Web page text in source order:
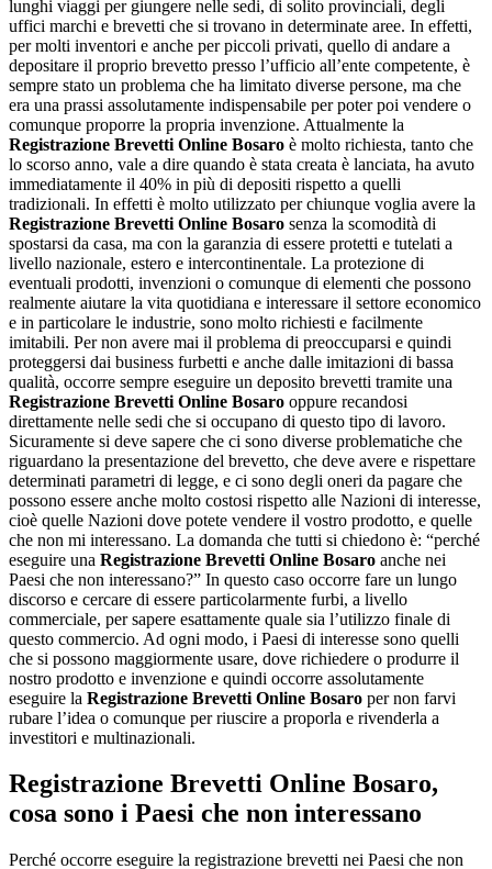
lunghi viaggi per giungere nelle sedi, di solito provinciali, degli
uffici marchi e brevetti che si trovano in determinate aree. In effetti,
per molti inventori e anche per piccoli privati, quello di andare a
depositare il proprio brevetto presso l’ufficio all’ente competente, è
sempre stato un problema che ha limitato diverse persone, ma che
era una prassi assolutamente indispensabile per poter poi vendere o
comunque proporre la propria invenzione. Attualmente la
Registrazione Brevetti Online Bosaro è molto richiesta, tanto che
lo scorso anno, vale a dire quando è stata creata è lanciata, ha avuto
immediatamente il 40% in più di depositi rispetto a quelli
tradizionali. In effetti è molto utilizzato per chiunque voglia avere la
Registrazione Brevetti Online Bosaro senza la scomodità di
spostarsi da casa, ma con la garanzia di essere protetti e tutelati a
livello nazionale, estero e intercontinentale. La protezione di
eventuali prodotti, invenzioni o comunque di elementi che possono
realmente aiutare la vita quotidiana e interessare il settore economico
e in particolare le industrie, sono molto richiesti e facilmente
imitabili. Per non avere mai il problema di preoccuparsi e quindi
proteggersi dai business furbetti e anche dalle imitazioni di bassa
qualità, occorre sempre eseguire un deposito brevetti tramite una
Registrazione Brevetti Online Bosaro oppure recandosi
direttamente nelle sedi che si occupano di questo tipo di lavoro.
Sicuramente si deve sapere che ci sono diverse problematiche che
riguardano la presentazione del brevetto, che deve avere e rispettare
determinati parametri di legge, e ci sono degli oneri da pagare che
possono essere anche molto costosi rispetto alle Nazioni di interesse,
cioè quelle Nazioni dove potete vendere il vostro prodotto, e quelle
che non mi interessano. La domanda che tutti si chiedono è: “perché
eseguire una Registrazione Brevetti Online Bosaro anche nei
Paesi che non interessano?” In questo caso occorre fare un lungo
discorso e cercare di essere particolarmente furbi, a livello
commerciale, per sapere esattamente quale sia l’utilizzo finale di
questo commercio. Ad ogni modo, i Paesi di interesse sono quelli
che si possono maggiormente usare, dove richiedere o produrre il
nostro prodotto e invenzione e quindi occorre assolutamente
eseguire la Registrazione Brevetti Online Bosaro per non farvi
rubare l’idea o comunque per riuscire a proporla e rivenderla a
investitori e multinazionali.
Registrazione Brevetti Online Bosaro,
cosa sono i Paesi che non interessano
Perché occorre eseguire la registrazione brevetti nei Paesi che non